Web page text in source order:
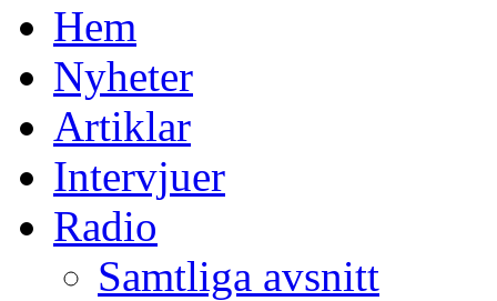
Hem
Nyheter
Artiklar
Intervjuer
Radio
Samtliga avsnitt